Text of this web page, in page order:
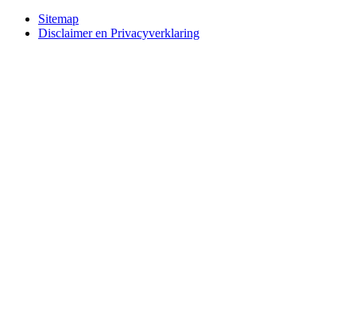
Bottom
Sitemap
Disclaimer en Privacyverklaring